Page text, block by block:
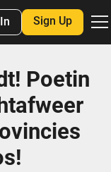
Sign Up
Poetin